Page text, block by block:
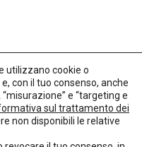
utilizzano cookie o
con il tuo consenso, anche
e “targeting e
sul trattamento dei
non disponibili le relative